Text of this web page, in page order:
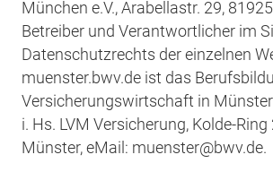
München e.V., Arabellastr. 29,
Betreiber und Verantwortlicher im
Datenschutzrechts der einzelnen
muenster.bwv.de ist das
Versicherungswirtschaft in Münster
i. Hs. LVM Versicherung, Kolde-Ring
Münster, eMail: muenster@bwv.de.